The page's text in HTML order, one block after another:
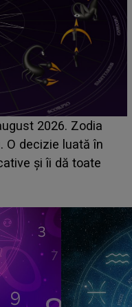
ASCUNS până
din Casa Iubirii
despre mama
te iubesc pentru